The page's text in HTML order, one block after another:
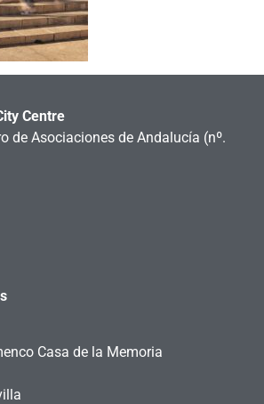
Centre
de Asociaciones de Andalucía (nº.
Casa de la Memoria